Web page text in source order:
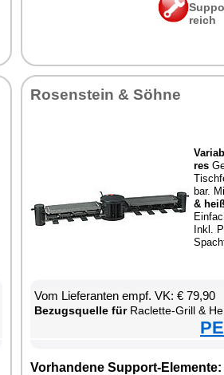
reich
Ro­sen­stein & Söh­ne
res
bar.
&
Inkl.
Vom Lie­fe­ran­ten empf. VK: € 79,90
Be­zugs­quel­le fürRa­clette-Grill &
Vor­han­de­ne Sup­port-Ele­men­te: